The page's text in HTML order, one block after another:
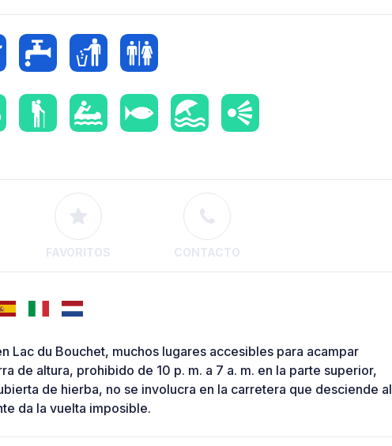
FAVORITOS CONTACTO
Lac du Bouchet, muchos lugares accesibles para acampar
de altura, prohibido de 10 p. m. a 7 a. m. en la parte superior,
de hierba, no se involucra en la carretera que desciende al
da la vuelta imposible.